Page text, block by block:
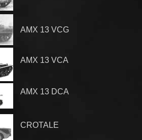
AMX 13 VCG
AMX 13 VCA
AMX 13 DCA
CROTALE